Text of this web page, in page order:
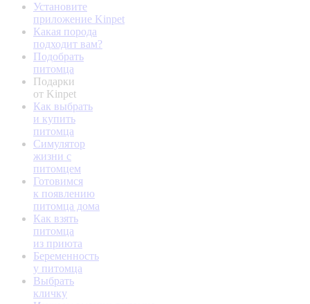
Установите
приложение Kinpet
Какая порода
подходит вам?
Подобрать
питомца
Подарки
от Kinpet
Как выбрать
и купить
питомца
Симулятор
жизни с
питомцем
Готовимся
к появлению
питомца дома
Как взять
питомца
из приюта
Беременность
у питомца
Выбрать
кличку